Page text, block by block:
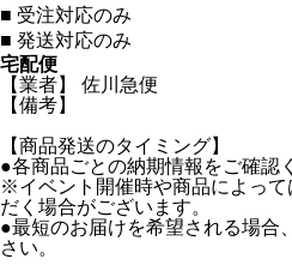
■ 受注対応のみ
■ 発送対応のみ
宅配便
【業者】 佐川急便
【備考】
【商品発送のタイミング】
●各商品ごとの納期情報をご確認
※イベント開催時や商品によっ
だく場合がございます。
●最短のお届けを希望される場合
さい。